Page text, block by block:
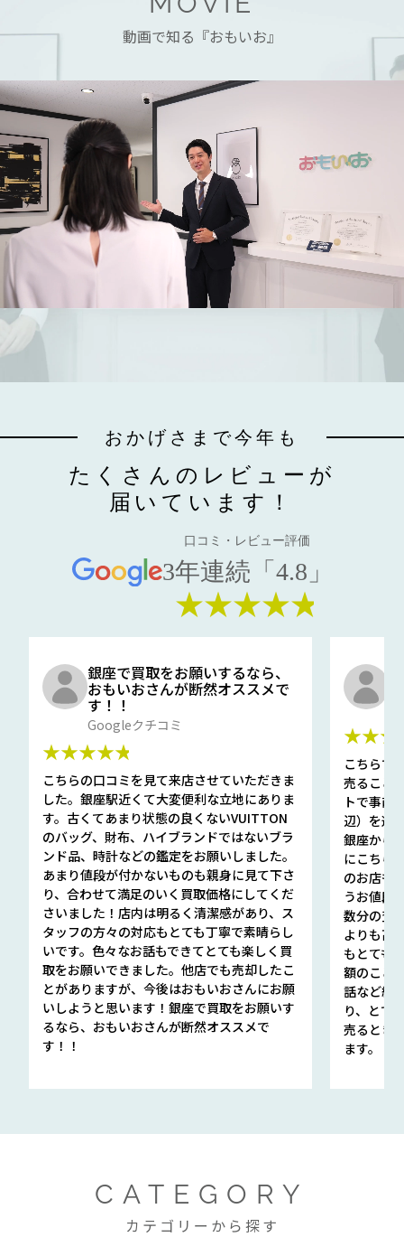
動画で知る『おもいお』
おかげさまで今年も
たくさんのレビューが
届いています！
口コミ・レビュー評価
3年連続「4.8」
★★★★★
銀座で買取をお願いするなら、
おもいおさんが断然オススメで
す！！
Googleクチコミ
★★★★★
こちらの口コミを見て来店させていただきま
した。銀座駅近くて大変便利な立地にありま
す。古くてあまり状態の良くないVUITTON
のバッグ、財布、ハイブランドではないブラ
ンド品、時計などの鑑定をお願いしました。
あまり値段が付かないものも親身に見て下さ
り、合わせて満足のいく買取価格にしてくだ
さいました！店内は明るく清潔感があり、ス
タッフの方々の対応もとても丁寧で素晴らし
いです。色々なお話もできてとても楽しく買
取をお願いできました。他店でも売却したこ
とがありますが、今後はおもいおさんにお願
いしようと思います！銀座で買取をお願いす
るなら、おもいおさんが断然オススメで
す！！
こちらで
売ること
トで事前
辺）を選
銀座から
にこちら
のお店も
うお値段
数分の査
よりも高
もとても
額のこと
話など細
り、とて
売るとき
ます。
CATEGORY
カテゴリーから探す